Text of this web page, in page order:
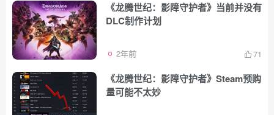
《龙腾世纪：影障守护者》当前并没有
DLC制作计划
2年前 71
《龙腾世纪：影障守护者》Steam预购
量可能不太妙